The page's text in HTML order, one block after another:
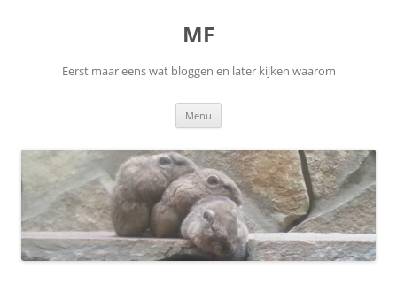
MF
Eerst maar eens wat bloggen en later kijken waarom
Menu